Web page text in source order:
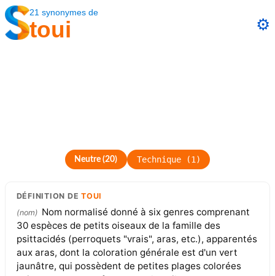
21 synonymes de
toui ⚙️
Neutre (20) Technique(1 )
DÉFINITION DETOUI
(nom) Nom normalisé donné à six genres comprenant
30 espèces de petits oiseaux de la famille des
psittacidés (perroquets "vrais", aras, etc.), apparentés
aux aras, dont la coloration générale est d'un vert
jaunâtre, qui possèdent de petites plages colorées